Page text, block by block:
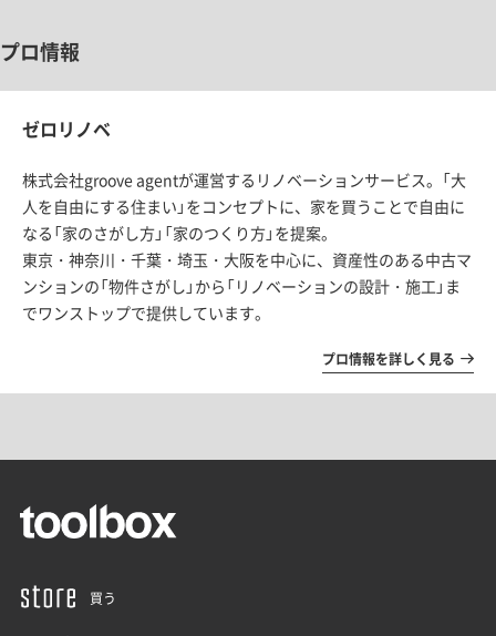
プロ情報
ゼロリノベ
株式会社groove agentが運営するリノベーションサービス。「大
人を自由にする住まい」をコンセプトに、家を買うことで自由に
なる「家のさがし方」「家のつくり方」を提案。
東京・神奈川・千葉・埼玉・大阪を中心に、資産性のある中古マ
ンションの「物件さがし」から「リノベーションの設計・施工」ま
でワンストップで提供しています。
プロ情報を詳しく見る
買う